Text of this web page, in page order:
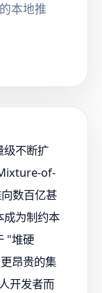
本地推
级不断扩
of-
数百亿甚
成为制约本
"堆硬
昂贵的集
开发者而